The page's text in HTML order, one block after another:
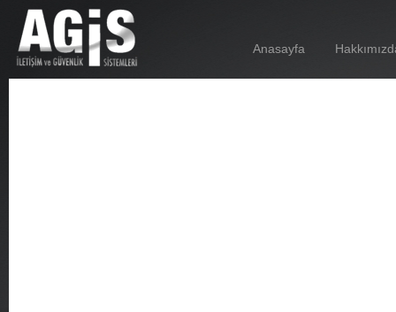
Anasayfa